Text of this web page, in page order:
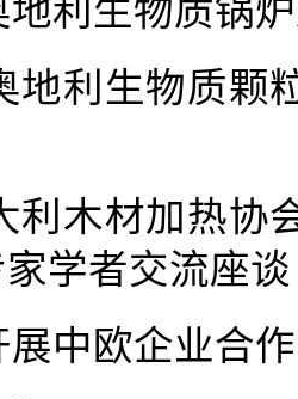
利生物质锅
利生物质颗
木材加热协
学者交流座谈
中欧企业合